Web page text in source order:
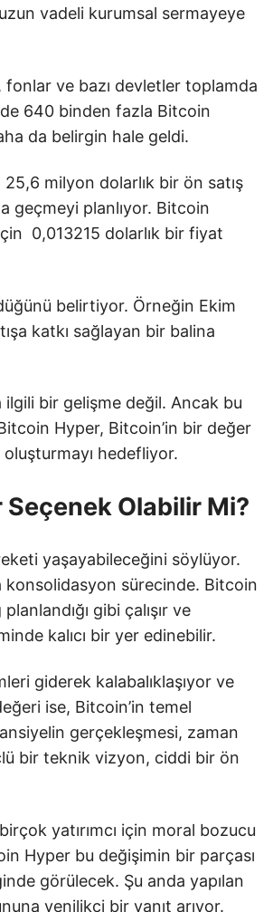
uzun vadeli kurumsal sermayeye
ve bazı devletler toplamda
640 binden fazla Bitcoin
da belirgin hale geldi.
milyon dolarlık bir ön satış
geçmeyi planlıyor. Bitcoin
0,013215 dolarlık bir fiyat
belirtiyor. Örneğin Ekim
katkı sağlayan bir balina
bir gelişme değil. Ancak bu
Hyper, Bitcoin’in bir değer
oluşturmayı hedefliyor.
Olabilir Mi?
yaşayabileceğini söylüyor.
konsolidasyon sürecinde. Bitcoin
gibi çalışır ve
kalıcı bir yer edinebilir.
giderek kalabalıklaşıyor ve
ise, Bitcoin’in temel
gerçekleşmesi, zaman
bir teknik vizyon, ciddi bir ön
yatırımcı için moral bozucu
Hyper bu değişimin bir parçası
görülecek. Şu anda yapılan
yenilikçi bir yanıt arıyor.